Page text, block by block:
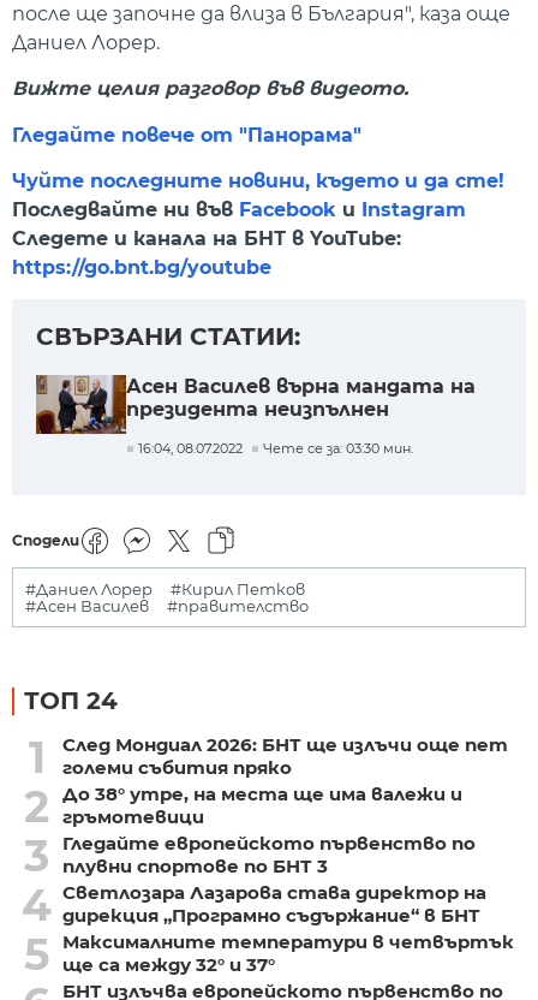
после ще започне да влиза в България", каза още
Даниел Лорер.
Вижте целия разговор във видеото.
Гледайте повече от "Панорама"
Чуйте последните новини, където и да сте!
Последвайте ни във Facebook и Instagram
Следете и канала на БНТ в YouTube:
https://go.bnt.bg/youtube
СВЪРЗАНИ СТАТИИ:
Асен Василев върна мандата на
президента неизпълнен
16:04, 08.07.2022 Чете се за: 03:30 мин.
Сподели
#Даниел Лорер
#Кирил Петков
#Асен Василев
#правителство
ТОП 24
1
След Мондиал 2026: БНТ ще излъчи още пет
големи събития пряко
2
До 38° утре, на места ще има валежи и
гръмотевици
3
Гледайте европейското първенство по
плувни спортове по БНТ 3
4 Светлозара Лазарова става директор на
дирекция „Програмно съдържание“ в БНТ
5
Максималните температури в четвъртък
ще са между 32° и 37°
БНТ излъчва европейското първенство по